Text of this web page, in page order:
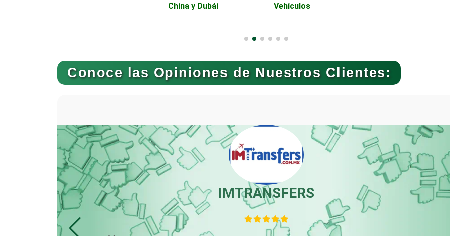
Bancos Banquetes Bares y Cantinas
Bordados y Estampados Boutiques
Cafeterías Cajas de Ahorro Cámaras de
Camiones para Fletes Cancelería de Aluminio
China y Dubái
Vehículos
Conoce las Opiniones de Nuestros Clientes:
IMTRANSFERS